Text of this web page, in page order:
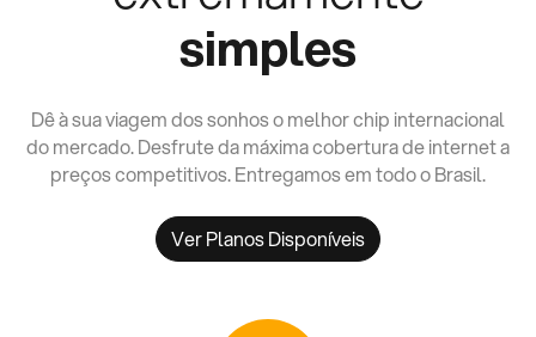
simples
Dê à sua viagem dos sonhos o melhor chip internacional
do mercado. Desfrute da máxima cobertura de internet a
preços competitivos. Entregamos em todo o Brasil.
Ver Planos Disponíveis